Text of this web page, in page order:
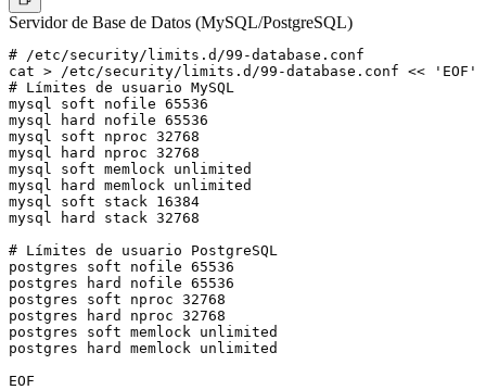
Servidor de Base de Datos (MySQL/PostgreSQL)
# /etc/security/limits.d/99-database.conf
cat > /etc/security/limits.d/99-database.conf << 'EOF'
# Límites de usuario MySQL
mysql soft nofile 65536
mysql hard nofile 65536
mysql soft nproc 32768
mysql hard nproc 32768
mysql soft memlock unlimited
mysql hard memlock unlimited
mysql soft stack 16384
mysql hard stack 32768
# Límites de usuario PostgreSQL
postgres soft nofile 65536
postgres hard nofile 65536
postgres soft nproc 32768
postgres hard nproc 32768
postgres soft memlock unlimited
postgres hard memlock unlimited
EOF